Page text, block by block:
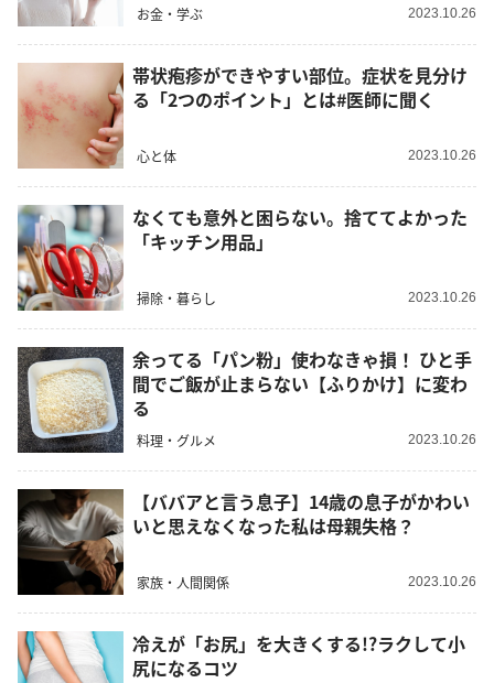
お金・学ぶ 2023.10.26
帯状疱疹ができやすい部位。症状を見分け
る「2つのポイント」とは#医師に聞く
心と体 2023.10.26
なくても意外と困らない。捨ててよかった
「キッチン用品」
掃除・暮らし 2023.10.26
余ってる「パン粉」使わなきゃ損！ ひと手
間でご飯が止まらない【ふりかけ】に変わ
る
料理・グルメ 2023.10.26
【ババアと言う息子】14歳の息子がかわい
いと思えなくなった私は母親失格？
家族・人間関係 2023.10.26
冷えが「お尻」を大きくする!?ラクして小
尻になるコツ